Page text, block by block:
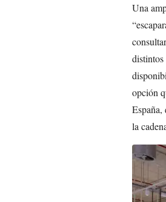
Una
opción
España,
la